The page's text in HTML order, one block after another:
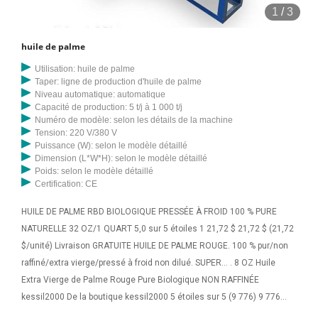
1 /3
huile de palme
Utilisation: huile de palme
Taper: ligne de production d'huile de palme
Niveau automatique: automatique
Capacité de production: 5 t/j à 1 000 t/j
Numéro de modèle: selon les détails de la machine
Tension: 220 V/380 V
Puissance (W): selon le modèle détaillé
Dimension (L*W*H): selon le modèle détaillé
Poids: selon le modèle détaillé
Certification: CE
HUILE DE PALME RBD BIOLOGIQUE PRESSÉE À FROID 100 % PURE
NATURELLE 32 OZ/1 QUART 5,0 sur 5 étoiles 1 21,72 $ 21,72 $ (21,72
$/unité) Livraison GRATUITE HUILE DE PALME ROUGE. 100 % pur/non
raffiné/extra vierge/pressé à froid non dilué. SUPER... . 8 OZ Huile
Extra Vierge de Palme Rouge Pure Biologique NON RAFFINÉE
kessil2000 De la boutique kessil2000 5 étoiles sur 5 (9 776) 9 776